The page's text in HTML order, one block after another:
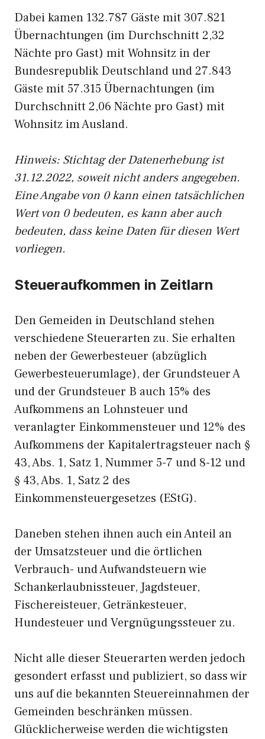
Dabei kamen 132.787 Gäste mit 307.821
Übernachtungen (im Durchschnitt 2,32
Nächte pro Gast) mit Wohnsitz in der
Bundesrepublik Deutschland und 27.843
Gäste mit 57.315 Übernachtungen (im
Durchschnitt 2,06 Nächte pro Gast) mit
Wohnsitz im Ausland.
Hinweis: Stichtag der Datenerhebung ist
31.12.2022, soweit nicht anders angegeben.
Eine Angabe von 0 kann einen tatsächlichen
Wert von 0 bedeuten, es kann aber auch
bedeuten, dass keine Daten für diesen Wert
vorliegen.
Steueraufkommen in Zeitlarn
Den Gemeiden in Deutschland stehen
verschiedene Steuerarten zu. Sie erhalten
neben der Gewerbesteuer (abzüglich
Gewerbesteuerumlage), der Grundsteuer A
und der Grundsteuer B auch 15% des
Aufkommens an Lohnsteuer und
veranlagter Einkommensteuer und 12% des
Aufkommens der Kapitalertragsteuer nach §
43, Abs. 1, Satz 1, Nummer 5-7 und 8-12 und
§ 43, Abs. 1, Satz 2 des
Einkommensteuergesetzes (EStG).
Daneben stehen ihnen auch ein Anteil an
der Umsatzsteuer und die örtlichen
Verbrauch- und Aufwandsteuern wie
Schankerlaubnissteuer, Jagdsteuer,
Fischereisteuer, Getränkesteuer,
Hundesteuer und Vergnügungssteuer zu.
Nicht alle dieser Steuerarten werden jedoch
gesondert erfasst und publiziert, so dass wir
uns auf die bekannten Steuereinnahmen der
Gemeinden beschränken müssen.
Glücklicherweise werden die wichtigsten